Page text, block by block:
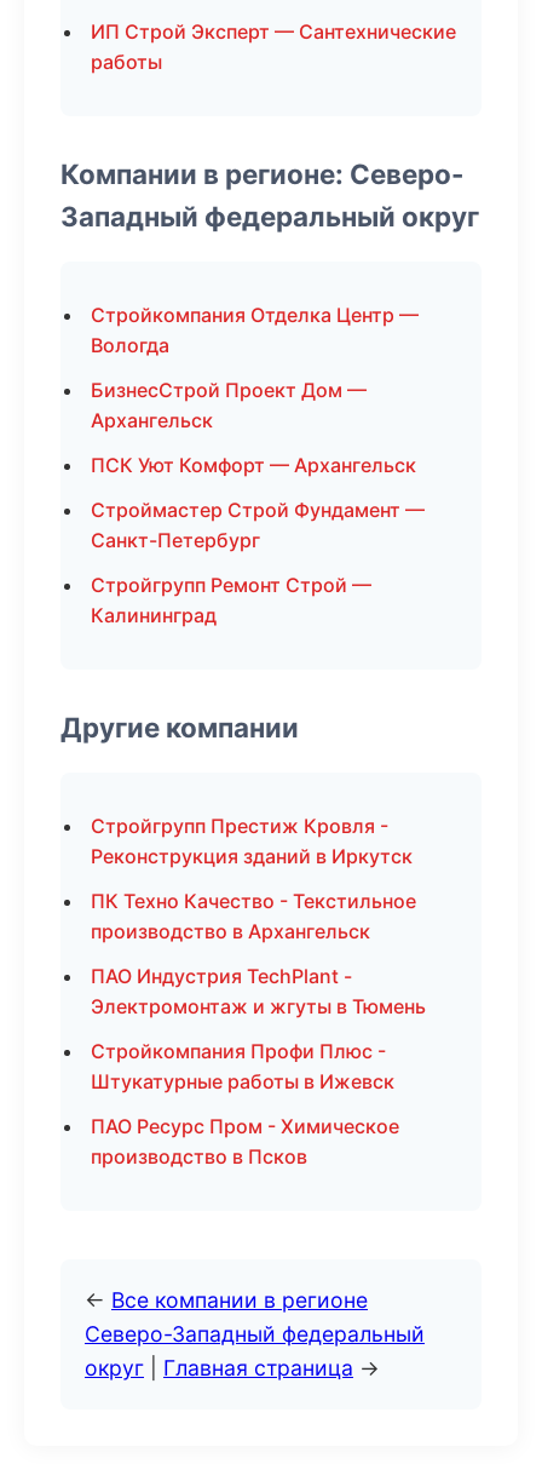
ИП Строй Эксперт — Сантехнические
работы
Компании в регионе: Северо-
Западный федеральный округ
Стройкомпания Отделка Центр —
Вологда
БизнесСтрой Проект Дом —
Архангельск
ПСК Уют Комфорт — Архангельск
Строймастер Строй Фундамент —
Санкт-Петербург
Стройгрупп Ремонт Строй —
Калининград
Другие компании
Стройгрупп Престиж Кровля -
Реконструкция зданий в Иркутск
ПК Техно Качество - Текстильное
производство в Архангельск
ПАО Индустрия TechPlant -
Электромонтаж и жгуты в Тюмень
Стройкомпания Профи Плюс -
Штукатурные работы в Ижевск
ПАО Ресурс Пром - Химическое
производство в Псков
← Все компании в регионе
Северо-Западный федеральный
округ
Главная страница →